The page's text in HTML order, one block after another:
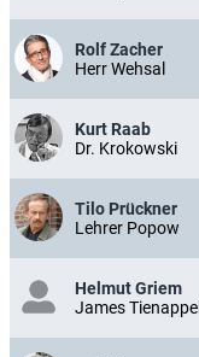
Rolf Zacher
Herr Wehsal
Kurt Raab
Dr. Krokowski
Tilo Prückner
Lehrer Popow
Helmut Griem
James Tienappel